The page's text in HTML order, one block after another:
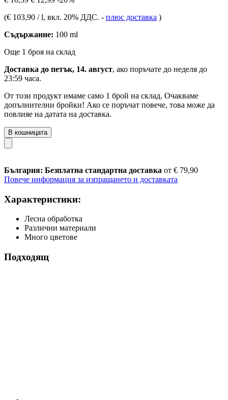
(€ 103,90 / l, вкл. 20% ДДС. - плюс доставка )
Съдържание: 100 ml
Още 1 броя на склад
Доставка до петък, 14. август, ако поръчате до неделя до
23:59 часа.
От този продукт имаме само 1 брой на склад. Очакваме
допълнителни бройки! Ако се поръчат повече, това може да
повлияе на датата на доставка.
В кошницата
България: Безплатна стандартна доставка от € 79,90
Повече информация за изпращането и доставката
Характеристики:
Лесна обработка
Различни материали
Много цветове
Подходящ